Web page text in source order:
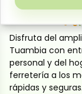
Disfruta del
Tuambia con
personal y del
ferretería a los
rápidas y seguras.